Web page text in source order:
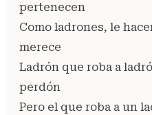
pertenecen
Como ladrones, le
merece
Ladrón que roba a
perdón
Pero el que roba a un